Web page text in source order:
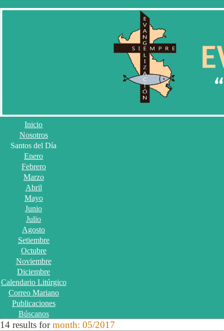
Inicio
Nosotros
Santos del Día
Enero
Febrero
Marzo
Abril
Mayo
Junio
Julio
Agosto
Setiembre
Octubre
Noviembre
Diciembre
Calendario Litúrgico
Correo Mariano
Publicaciones
Búscanos
14 results formonth: 05/2017